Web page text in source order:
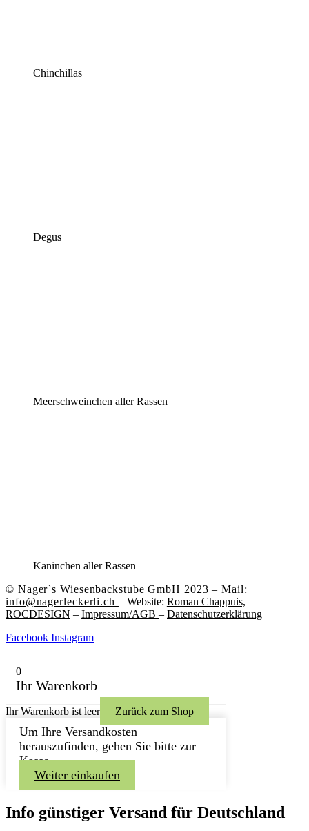
Chinchillas
Degus
Meerschweinchen aller Rassen
Kaninchen aller Rassen
© Nager`s Wiesenbackstube GmbH 2023 – Mail:
info@nagerleckerli.ch – Website: Roman Chappuis,
ROCDESIGN – Impressum/AGB – Datenschutzerklärung
Facebook Instagram
0
Ihr Warenkorb
Ihr Warenkorb ist leer Zurück zum Shop
Um Ihre Versandkosten
herauszufinden, gehen Sie bitte zur
Kasse.
Weiter einkaufen
Info günstiger Versand für Deutschland